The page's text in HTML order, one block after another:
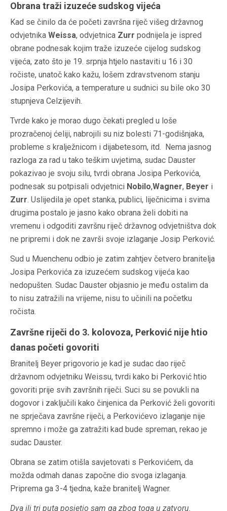
Obrana traži izuzeće sudskog vijeća
Kad se činilo da će početi završna riječ višeg državnog
odvjetnika Weissa, odvjetnica Zurr podnijela je ispred
obrane podnesak kojim traže izuzeće cijelog sudskog
vijeća, zato što je 19. srpnja htjelo nastaviti u 16 i 30
ročiste, unatoč kako kažu, lošem zdravstvenom stanju
Josipa Perkovića, a temperature u sudnici su bile oko 30
stupnjeva Celzijevih.
Tvrde kako je morao dugo čekati pregled u loše
prozračenoj ćeliji, nabrojili su niz bolesti 71-godišnjaka,
probleme s kralježnicom i dijabetesom, itd. Nema jasnog
razloga za rad u tako teškim uvjetima, sudac Dauster
pokazivao je svoju silu, tvrdi obrana Josipa Perkovića,
podnesak su potpisali odvjetnici Nobilo,Wagner, Beyer i
Zurr. Uslijedila je opet stanka, publici, liječnicima i svima
drugima postalo je jasno kako obrana želi dobiti na
vremenu i odgoditi završnu riječ državnog odvjetništva dok
ne pripremi i dok ne završi svoje izlaganje Josip Perković.
Sud u Muenchenu odbio je zatim zahtjev četvero branitelja
Josipa Perkovića za izuzećem sudskog vijeća kao
nedopušten. Sudac Dauster objasnio je među ostalim da
to nisu zatražili na vrijeme, nisu to učinili na početku
ročista.
Završne riječi do 3. kolovoza, Perković nije htio
danas početi govoriti
Branitelj Beyer prigovorio je kad je sudac dao riječ
državnom odvjetniku Weissu, tvrdi kako bi Perković htio
govoriti prije svih završnih riječi. Suci su se povukli na
dogovor i zaključili kako činjenica da Perković želi govoriti
ne sprječava završne riječi, a Perkovićevo izlaganje nije
spremno i može ga zatražiti kad bude spreman, rekao je
sudac Dauster.
Obrana se zatim otišla savjetovati s Perkovićem, da
možda odmah danas započne dio svoga izlaganja.
Priprema ga 3-4 tjedna, kaže branitelj Wagner.
Dva ili tri puta posjetio sam ga zbog toga u zatvoru.